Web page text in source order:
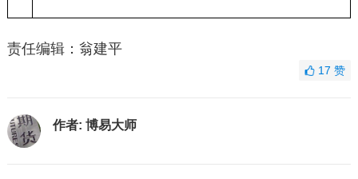
责任编辑：翁建平
17赞
作者: 博易大师